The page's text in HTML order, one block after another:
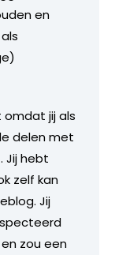
en
jij als
delen met
Jij hebt
zelf kan
Jij
zou een